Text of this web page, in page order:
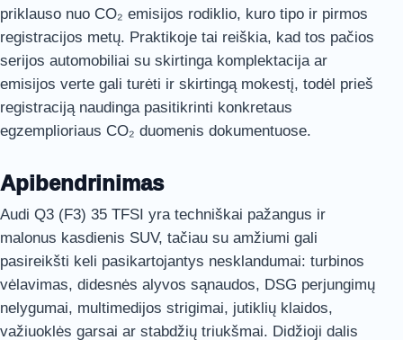
priklauso nuo CO₂ emisijos rodiklio, kuro tipo ir pirmos
registracijos metų. Praktikoje tai reiškia, kad tos pačios
serijos automobiliai su skirtinga komplektacija ar
emisijos verte gali turėti ir skirtingą mokestį, todėl prieš
registraciją naudinga pasitikrinti konkretaus
egzemplioriaus CO₂ duomenis dokumentuose.
Apibendrinimas
Audi Q3 (F3) 35 TFSI yra techniškai pažangus ir
malonus kasdienis SUV, tačiau su amžiumi gali
pasireikšti keli pasikartojantys nesklandumai: turbinos
vėlavimas, didesnės alyvos sąnaudos, DSG perjungimų
nelygumai, multimedijos strigimai, jutiklių klaidos,
važiuoklės garsai ar stabdžių triukšmai. Didžioji dalis